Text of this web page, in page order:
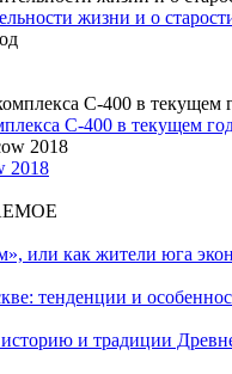
жизни и о
С-400 в текущем
2018
или как жители юга
тенденции и
и традиции